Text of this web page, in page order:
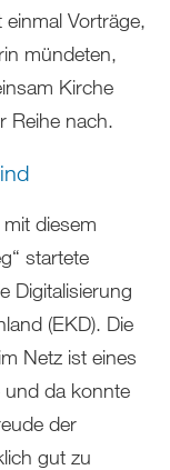
Vorträge,
mündeten,
Kirche
Reihe nach.
diesem
startete
Digitalisierung
(EKD). Die
Netz ist eines
und da konnte
der
gut zu